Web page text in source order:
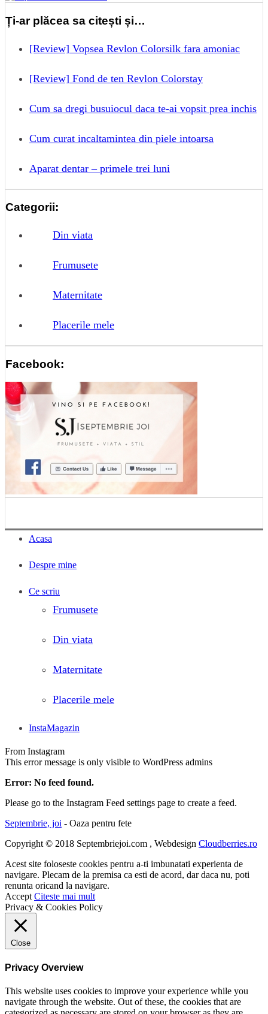
Ți-ar plăcea sa citești și…
[Review] Vopsea Revlon Colorsilk fara amoniac
[Review] Fond de ten Revlon Colorstay
Cum sa dregi busuiocul daca te-ai vopsit prea inchis
Cum curat incaltamintea din piele intoarsa
Aparat dentar – primele trei luni
Categorii:
Din viata
Frumusete
Maternitate
Placerile mele
Facebook:
Acasa
Despre mine
Ce scriu
Frumusete
Din viata
Maternitate
Placerile mele
InstaMagazin
From Instagram
This error message is only visible to WordPress admins
Error: No feed found.
Please go to the Instagram Feed settings page to create a feed.
Septembrie, joi - Oaza pentru fete
Copyright © 2018 Septembriejoi.com , Webdesign Cloudberries.ro
Acest site foloseste cookies pentru a-ti imbunatati experienta de
navigare. Plecam de la premisa ca esti de acord, dar daca nu, poti
renunta oricand la navigare.
Accept Citeste mai mult
Privacy & Cookies Policy
Close
Privacy Overview
This website uses cookies to improve your experience while you
navigate through the website. Out of these, the cookies that are